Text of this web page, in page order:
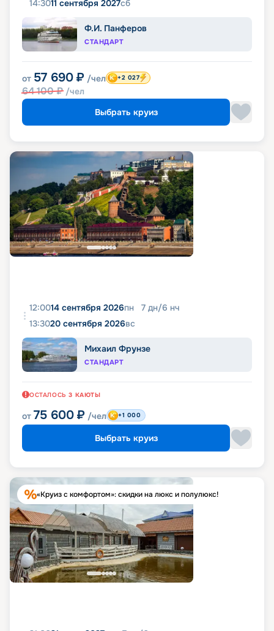
14:3011 сентября 2027сб
Ф.И. Панферов
СТАНДАРТ
от 57 690 ₽ /чел
64 100₽ /чел
+2 027
Выбрать круиз
12:0014 сентября 2026пн 7 дн/6 нч
13:3020 сентября 2026вс
Михаил Фрунзе
СТАНДАРТ
ОСТАЛОСЬ 3 КАЮТЫ
от 75 600 ₽ /чел +1 000
Выбрать круиз
«Круиз с комфортом»: скидки на люкс и полулюкс!